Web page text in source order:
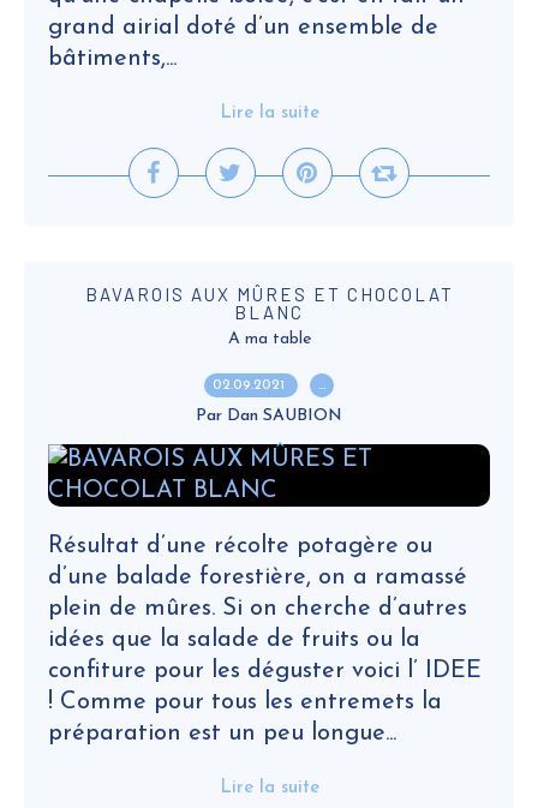
grand airial doté d’un ensemble de
bâtiments,...
Lire la suite
BAVAROIS AUX MÛRES ET CHOCOLAT
BLANC
A ma table
02.09.2021 …
Par Dan SAUBION
Résultat d’une récolte potagère ou
d’une balade forestière, on a ramassé
plein de mûres. Si on cherche d’autres
idées que la salade de fruits ou la
confiture pour les déguster voici l’ IDEE
! Comme pour tous les entremets la
préparation est un peu longue...
Lire la suite